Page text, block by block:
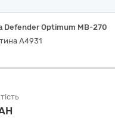
Defender Optimum MB-270
А4931